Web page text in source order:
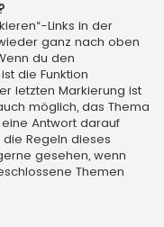
Links in der
ganz nach oben
du den
die Funktion
letzten Markierung ist
möglich, das Thema
Antwort darauf
Regeln dieses
gesehen, wenn
Themen